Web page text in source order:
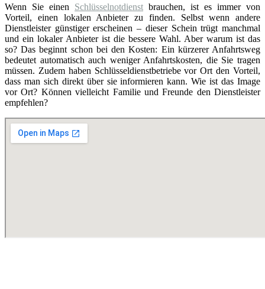
Wenn Sie einen Schlüsselnotdienst brauchen, ist es immer von
Vorteil, einen lokalen Anbieter zu finden. Selbst wenn andere
Dienstleister günstiger erscheinen – dieser Schein trügt manchmal
und ein lokaler Anbieter ist die bessere Wahl. Aber warum ist das
so? Das beginnt schon bei den Kosten: Ein kürzerer Anfahrtsweg
bedeutet automatisch auch weniger Anfahrtskosten, die Sie tragen
müssen. Zudem haben Schlüsseldienstbetriebe vor Ort den Vorteil,
dass man sich direkt über sie informieren kann. Wie ist das Image
vor Ort? Können vielleicht Familie und Freunde den Dienstleister
empfehlen?